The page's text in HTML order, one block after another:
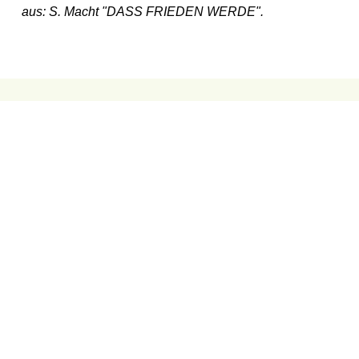
aus: S. Macht "DASS FRIEDEN WERDE".